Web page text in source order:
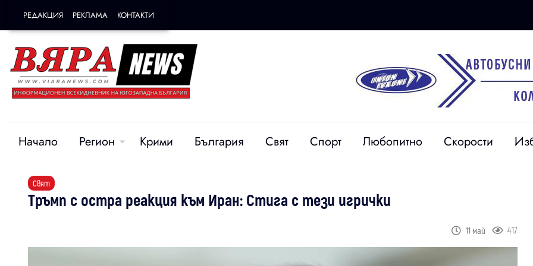
РЕДАКЦИЯ РЕКЛАМА КОНТАКТИ
Начало Регион Крими България Свят Спорт Любопитно Скорости
Свят
Тръмп с остра реакция към Иран: Стига с тези игрички
11 май 417